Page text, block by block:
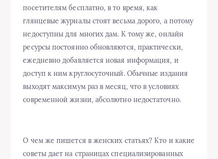
посетителям бесплатно, в то время, как
глянцевые журналы стоят весьма дорого, а потому
недоступны для многих дам. К тому же, онлайн
ресурсы постоянно обновляются, практически,
ежедневно добавляется новая информация, и
доступ к ним круглосуточный. Обычные издания
выходят максимум раз в месяц, что в условиях
современной жизни, абсолютно недостаточно.
О чем же пишется в женских статьях? Кто и какие
советы дает на страницах специализированных